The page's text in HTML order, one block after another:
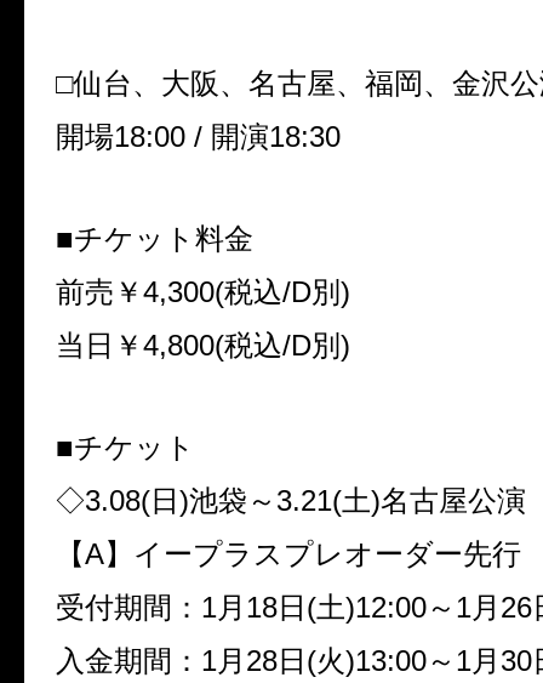
□仙台、大阪、名古屋、福岡、金沢
開場18:00 / 開演18:30
■チケット料金
前売￥4,300(税込/D別 )
当日￥4,800(税込/D別 )
■チケット
◇3.08(日 )池袋～ 3.21(土)名古屋公演
【A】イープラスプレオーダー先行
受付期間： 1月 18日 (土)12:00～ 1月 26
入金期間： 1月 28日 (火)13:00～ 1月 30